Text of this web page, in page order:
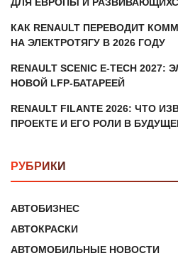
ДЛЯ ЕВРОПЫ И
КАК RENAULT ПЕРЕВОДИТ
НА ЭЛЕКТРОТЯГУ В 2026 ГОДУ
RENAULT SCENIC E-TECH
НОВОЙ LFP-БАТАРЕЕЙ
RENAULT FILANTE 2026: ЧТО
ПРОЕКТЕ И ЕГО РОЛИ В
РУБРИКИ
АВТОБИЗНЕС
АВТОКРАСКИ
АВТОМОБИЛЬНЫЕ НОВОСТИ